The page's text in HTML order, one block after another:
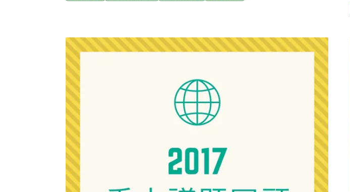
際，2019年《再生能源發展條例》修法，迎向時代的新挑戰。2019年4月
12日新通過的修正案，允許躉購制度裡的綠能跳到自由市場，不再需要政
府補貼收購。再者，條例也要求用電大戶設置一定容量的再生能源、儲
能。如無法做到的，可以購買綠電憑證、繳納代金的方式代替。科技業、
電子業、